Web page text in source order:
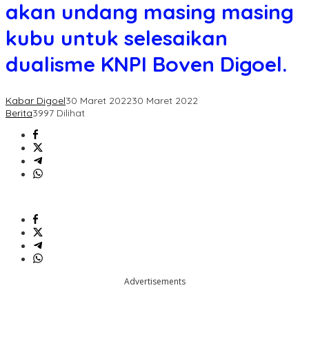
masing
kubu
selesaikan
Boven
akan undang masing masing
kubu untuk selesaikan
dualisme KNPI Boven Digoel.
Kabar Digoel30 Maret 202230 Maret 2022
Berita3997 Dilihat
Advertisements